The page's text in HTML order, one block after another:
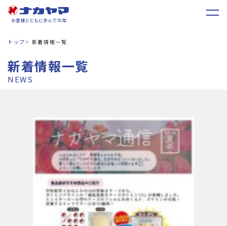
お客様とともに歩んで76年
トップ 新着情報一覧
新着情報一覧
NEWS